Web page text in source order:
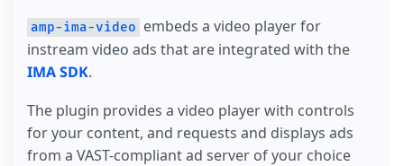
amp-ima-video embeds a video player for
instream video ads that are integrated with the
IMA SDK.
The plugin provides a video player with controls
for your content, and requests and displays ads
from a VAST-compliant ad server of your choice